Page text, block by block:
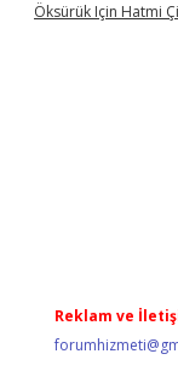
Öksürük Için Hatmi
Reklam ve